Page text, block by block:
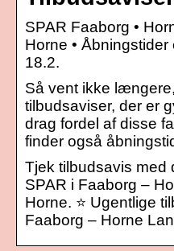
SPAR Faaborg •
Horne •
18.2.
Så vent ikke
tilbudsaviser, der er
drag fordel af disse
finder også
Tjek tilbudsavis
SPAR i Faaborg –
Horne. ⭐ Ugentlige
Faaborg – Horne